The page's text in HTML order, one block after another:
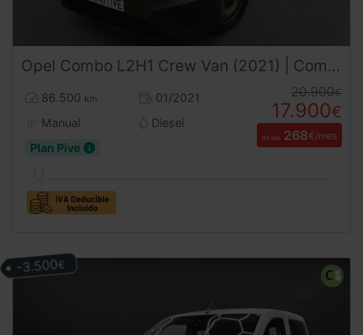
Opel Combo L2H1 Crew Van (2021) | Combi Pasajeros | Doble Puerta Lateral | Desde 268€/mes
86.500 km
01/2021
Manual
Diesel
Plan Pive
20.900€
17.900€
desde 268€/mes
-3.500€